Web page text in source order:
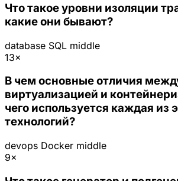
Что такое уровни изоляции
какие они бывают?
database SQL middle
13×
В чем основные отличия
виртуализацией и
чего используется каждая из
технологий?
devops Docker middle
9×